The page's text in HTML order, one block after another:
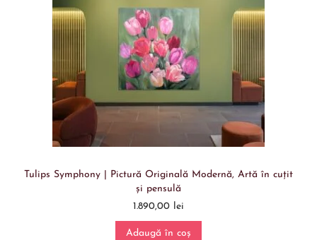
Tulips Symphony | Pictură Originală Modernă, Artă în cuțit
și pensulă
1.890,00 lei
Adaugă în coș